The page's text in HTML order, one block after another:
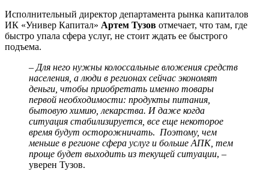
Исполнительный директор департамента рынка капиталов
ИК «Универ Капитал» Артем Тузов отмечает, что там, где
быстро упала сфера услуг, не стоит ждать ее быстрого
подъема.
–Для него нужны колоссальные вложения средств
населения, а люди в регионах сейчас экономят
деньги, чтобы приобретать именно товары
первой необходимости: продукты питания,
бытовую химию, лекарства. И даже когда
ситуация стабилизируется, все еще некоторое
время будут осторожничать. Поэтому, чем
меньше в регионе сфера услуг и больше АПК, тем
проще будет выходить из текущей ситуации, –
уверен Тузов.